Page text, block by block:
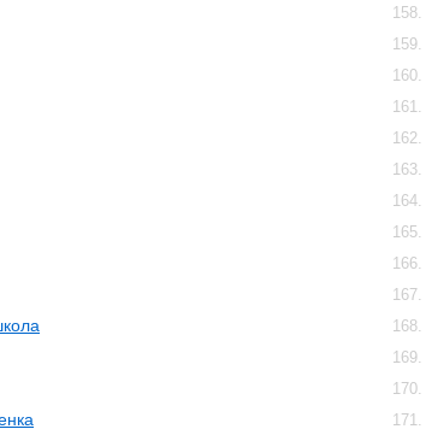
158.
159.
160.
161.
162.
163.
164.
165.
166.
167.
168.
169.
170.
171.